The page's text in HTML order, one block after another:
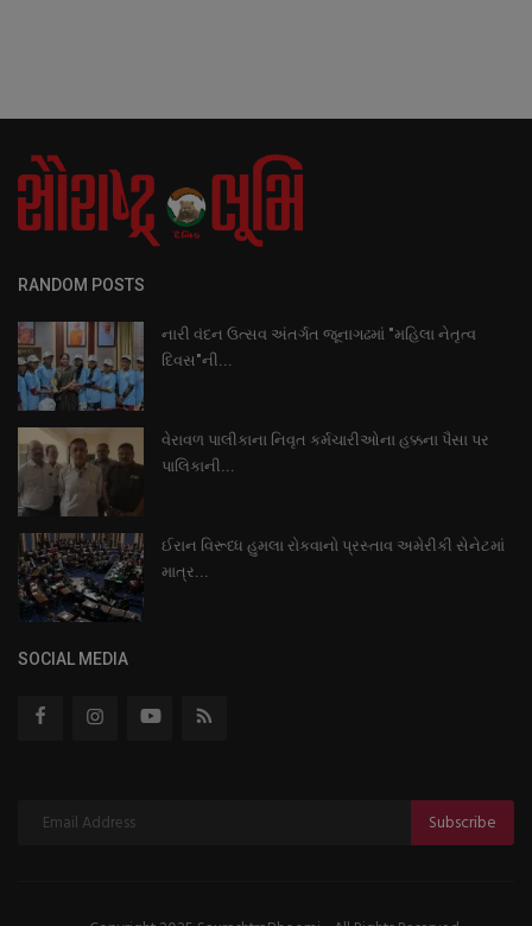
RANDOM POSTS
નારી વંદન ઉત્સવ અંતર્ગત જૂનાગઢમાં "મહિલા નેતૃત્વ
દિવસ"ની...
વેરાવળ પાલીકાના નિવૃત કર્મચારીઓના હક્કના પૈસા પર
પાલિકાની...
ઈરાન વિરૂધ્ધ હુમલા રોકવાનો પ્રસ્તાવ અમેરીકી સેનેટમાં
માત્ર...
SOCIAL MEDIA
Subscribe